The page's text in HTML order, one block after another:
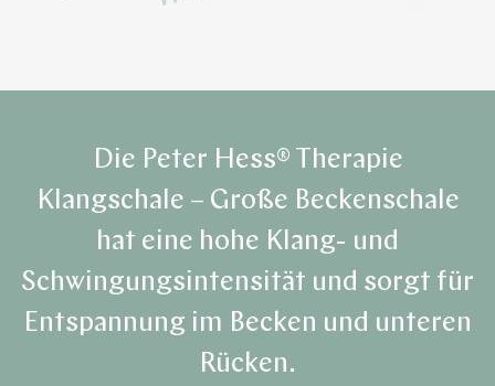
Die Peter Hess® Therapie
Klangschale – Große Beckenschale
hat eine hohe Klang- und
Schwingungsintensität und sorgt für
Entspannung im Becken und unteren
Rücken.